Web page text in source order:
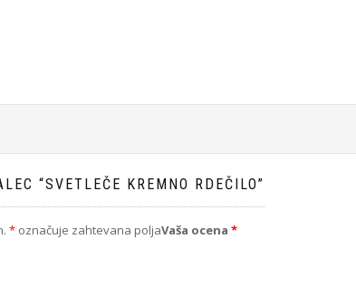
“SVETLEČE KREMNO RDEČILO”
* označuje zahtevana poljaVaša ocena *